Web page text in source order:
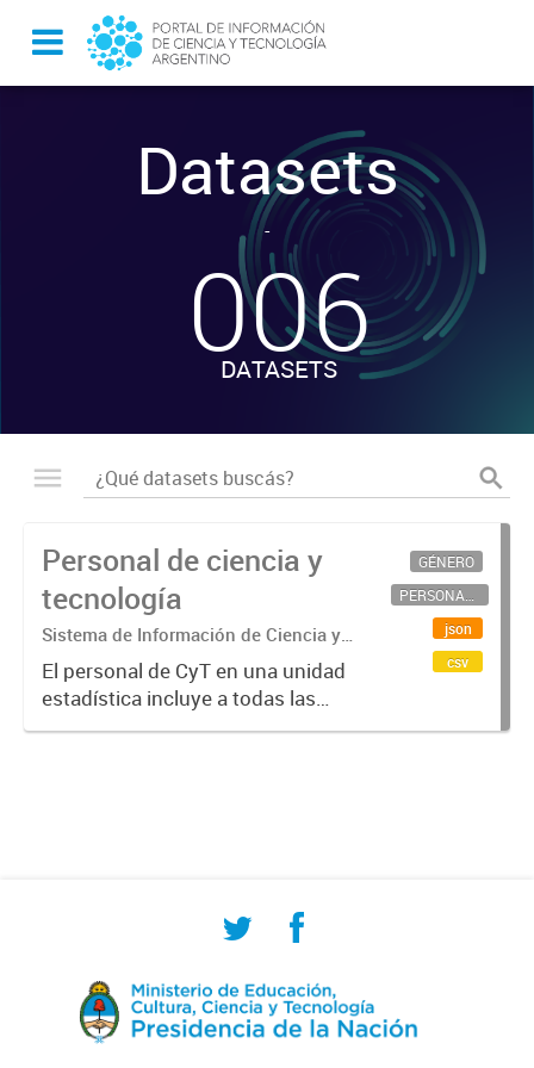
Datasets
-
006
DATASETS
Personal de ciencia y
tecnología
Sistema de Información de Ciencia y
Tecnología Argentino (SICYTAR)
El personal de CyT en una unidad
estadística incluye a todas las
personas involucradas
GÉNERO
PERSONAL CIENTÍFICO-TECNOLÓGICO
json
csv